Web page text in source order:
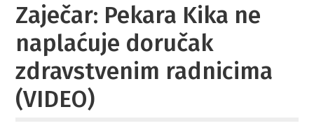
Zaječar: Pekara Kika ne
naplaćuje doručak
zdravstvenim radnicima
(VIDEO)